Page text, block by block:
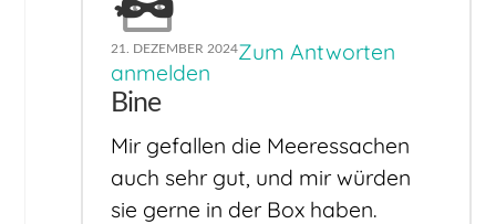
21. DEZEMBER 2024Zum Antworten
anmelden
Bine
Mir gefallen die Meeressachen
auch sehr gut, und mir würden
sie gerne in der Box haben.